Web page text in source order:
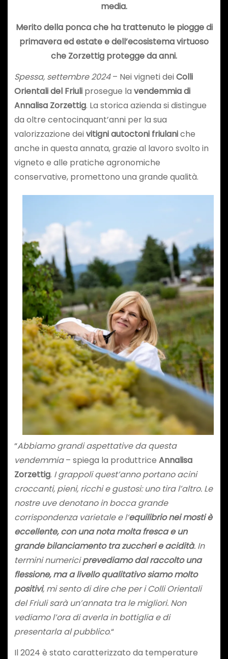
media.
Merito della ponca che ha trattenuto le piogge di
primavera ed estatee dell’ecosistema virtuoso
che Zorzettig protegge da anni.
Spessa, settembre 2024– Nei vigneti deiColli
Orientali del Friuliprosegue la vendemmia di
Annalisa Zorzettig. La storica azienda si distingue
da oltre centocinquant’anni per la sua
valorizzazione deivitigni autoctoni friulaniche
anche in questa annata, grazie al lavoro svolto in
vigneto e alle pratiche agronomiche
conservative, promettono una grande qualità.
“Abbiamo grandi aspettative da questa
vendemmia– spiega la produttrice Annalisa
Zorzettig. I grappoli quest’anno portano acini
croccanti, pieni, ricchi e gustosi: uno tira l’altro. Le
nostre uve denotano in bocca grande
corrispondenza varietale e l‘equilibrio nei mosti è
eccellente, con una nota molta fresca e un
grande bilanciamento tra zuccheri e acidità. In
termini numericiprevediamo dal raccolto una
flessione, ma a livello qualitativo siamo molto
positivi, mi sento di dire che per i Colli Orientali
del Friuli sarà un’annata tra le migliori. Non
vediamo l’ora di averla in bottiglia e di
presentarla al pubblico.“
Il 2024 è stato caratterizzato da temperature